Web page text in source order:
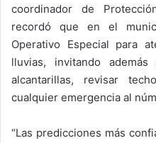
coordinador de
recordó que en el
Operativo Especial para
lluvias, invitando
alcantarillas, revisar
cualquier emergencia al
“Las predicciones más